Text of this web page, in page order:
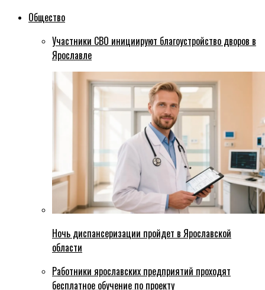
Общество
Участники СВО инициируют благоустройство дворов в
Ярославле
Ночь диспансеризации пройдет в Ярославской
области
Работники ярославских предприятий проходят
бесплатное обучение по проекту